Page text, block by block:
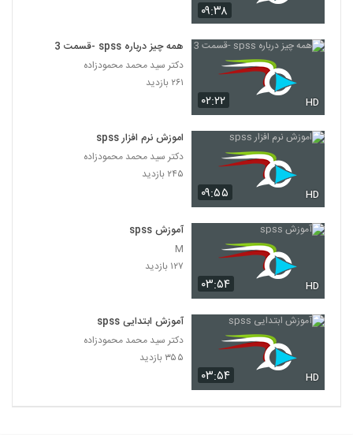
۰۹:۳۸
۰۲:۲۲ HD
همه چیز درباره spss -قسمت 3
دکتر سید محمد محمودزاده
۲۶۱ بازدید
۰۹:۵۵ HD
اموزش نرم افزار spss
دکتر سید محمد محمودزاده
۲۴۵ بازدید
۰۳:۵۴ HD
آموزش spss
M
۱۲۷ بازدید
۰۳:۵۴ HD
آموزش ابتدایی spss
دکتر سید محمد محمودزاده
۳۵۵ بازدید